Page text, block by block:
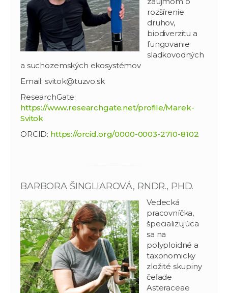
rozšírenie
druhov,
biodiverzitu a
fungovanie
sladkovodných
a suchozemských ekosystémov
Email: svitok@tuzvo.sk
ResearchGate:
https://www.researchgate.net/profile/Marek-
Svitok
ORCID: https://orcid.org/0000-0003-2710-8102
BARBORA ŠINGLIAROVÁ, RNDR., PHD.
Vedecká
pracovníčka,
špecializujúca
sa na
polyploidné a
taxonomicky
zložité skupiny
čeľade
Asteraceae